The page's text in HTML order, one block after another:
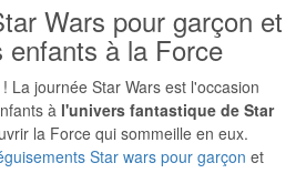
Wars pour garçon et
à la Force
La journée Star Wars est l'occasion
à l'univers fantastique de Star
la Force qui sommeille en eux.
Star wars pour garçon et